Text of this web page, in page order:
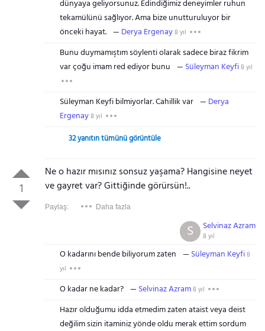
dünyaya geliyorsunuz. Edindiğimiz deneyimler ruhun
tekamülünü sağlıyor. Ama bize unutturuluyor bir
önceki hayat.
Derya Ergenay8 yıl
Bunu duymamıştım söylenti olarak sadece biraz fikrim
var çoğu imam red ediyor bunu
Süleyman Keyfi8 yıl
Süleyman Keyfi bilmiyorlar. Cahillik var
Derya
Ergenay8 yıl
32 yanıtın tümünü görüntüle
1
Ne o hazır mısınız sonsuz yaşama? Hangisine neyet
ve gayret var? Gittiğinde görürsün!..
Paylaş: Daha fazla
Selvinaz Azram
8 yıl
S
O kadarını bende biliyorum zaten Süleyman Keyfi8
yıl
O kadar ne kadar? Selvinaz Azram8 yıl
Hazır olduğumu idda etmedim zaten ataist veya deist
değilim sizin itaminiz yönde oldu merak ettim sordum